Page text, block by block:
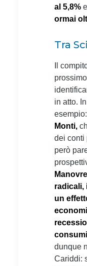
al 5,8%
ormai
Tra
Il
in atto.
Monti,
dei conti
però
radicali,
un
dunque
Cariddi: